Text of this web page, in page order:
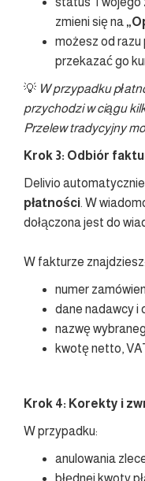
zmieni się na
możesz od razu
przekazać go
💡 W przypadku
przychodzi w ciągu
Przelew tradycyjny
Krok 3: Odbiór
Delivio
płatności. W
dołączona jest do
W fakturze znajdziesz:
numer
dane nadawcy i
nazwę
kwotę netto,
Krok 4: Korekty i
W przypadku:
anulowania
błędnej kwoty